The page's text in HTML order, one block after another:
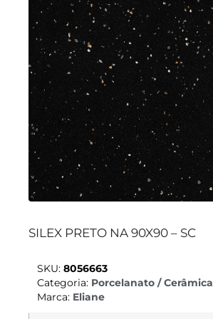
SILEX PRETO NA 90X90 – SC
SKU: 8056663
Categoria: Porcelanato / Cerâmica
Marca: Eliane